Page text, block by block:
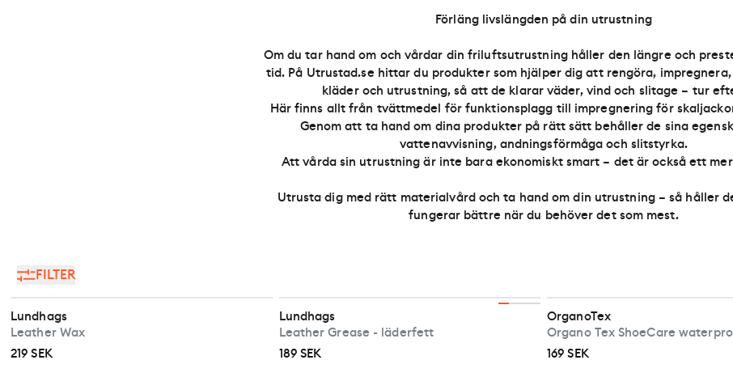
Förläng livslängden på din utrustning
Om du tar hand om och vårdar din friluftsutrustning håller den längre och
tid. På Utrustad.se hittar du produkter som hjälper dig att rengöra,
kläder och utrustning, så att de klarar väder, vind och slitage – tur
Här finns allt från tvättmedel för funktionsplagg till impregnering för
Genom att ta hand om dina produkter på rätt sätt behåller de sina
vattenavvisning, andningsförmåga och slitstyrka.
Att vårda sin utrustning är inte bara ekonomiskt smart – det är också ett
Utrusta dig med rätt materialvård och ta hand om din utrustning – så håller
fungerar bättre när du behöver det som mest.
FILTER
Lundhags
Leather Wax
219 SEK
Lundhags
Leather Grease - läderfett
189 SEK
OrganoTex
Organo Tex ShoeCare
169 SEK